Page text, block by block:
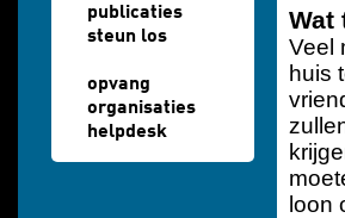
publicaties
steun los
opvang
organisaties
helpdesk
Wat
Veel
huis
loon